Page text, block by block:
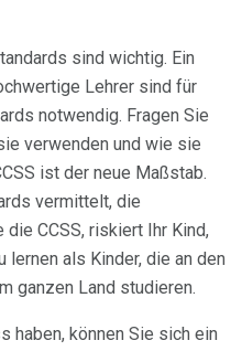
sind wichtig. Ein
Lehrer sind für
notwendig. Fragen Sie
verwenden und wie sie
ist der neue Maßstab.
vermittelt, die
CCSS, riskiert Ihr Kind,
als Kinder, die an den
ganzen Land studieren.
haben, können Sie sich ein